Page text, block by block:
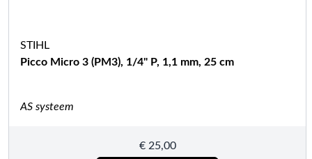
STIHL
Picco Micro 3 (PM3), 1/4" P, 1,1 mm, 25 cm
AS systeem
€25,00